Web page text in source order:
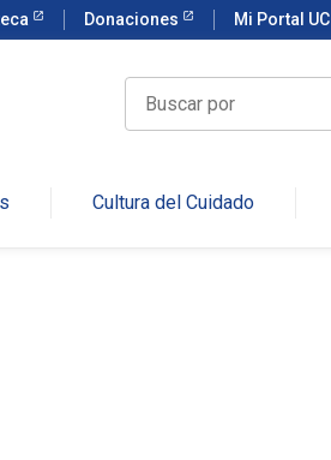
Donaciones Mi Portal UC
por
Cultura del Cuidado